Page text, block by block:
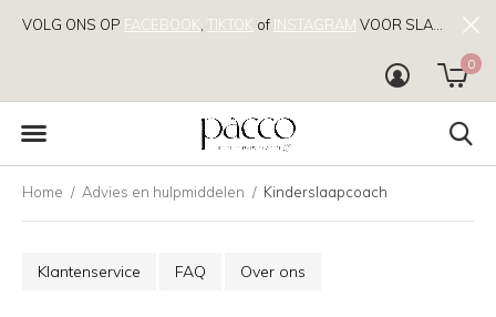
0
VOLG ONS OP FACEBOOK TIKTOK of INSTAGRAM VOOR SLAAPTIPS!
Home Advies en hulpmiddelen Kinderslaapcoach
Klantenservice FAQ Over ons